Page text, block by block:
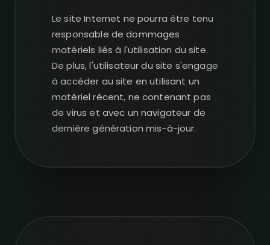
Le site Internet ne pourra être tenu
responsable de dommages
matériels liés à l'utilisation du site.
De plus, l'utilisateur du site s'engage
à accéder au site en utilisant un
matériel récent, ne contenant pas
de virus et avec un navigateur de
dernière génération mis-à-jour.